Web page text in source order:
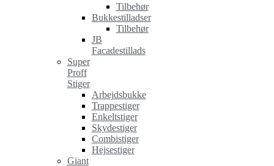
Tilbehør
Bukkestilladser
Tilbehør
JB
Facadestillads
Super
Proff
Stiger
Arbejdsbukke
Trappestiger
Enkeltstiger
Skydestiger
Combistiger
Hejsestiger
Giant